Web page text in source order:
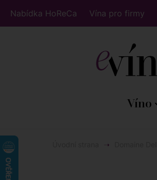
Nabídka HoReCa Vína pro firmy
Víno